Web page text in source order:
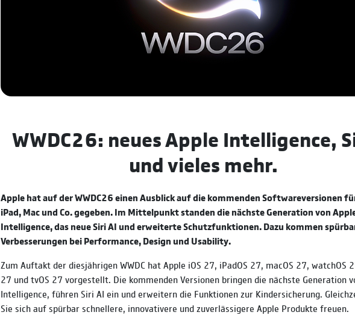
WWDC26: neues Apple Intelligence,
und vieles mehr.
Apple hat auf der WWDC26 einen Ausblick auf die kommenden Softwareversionen
iPad, Mac und Co. gegeben. Im Mittelpunkt standen die nächste Generation von
Intelligence, das neue Siri AI und erweiterte Schutzfunktionen. Dazu kommen
Verbesserungen bei Performance, Design und Usability.
Zum Auftakt der diesjährigen WWDC hat Apple iOS 27, iPadOS 27, macOS 27, watchOS
27 und tvOS 27 vorgestellt. Die kommenden Versionen bringen die nächste Generation
Intelligence, führen Siri AI ein und erweitern die Funktionen zur Kindersicherung.
Sie sich auf spürbar schnellere, innovativere und zuverlässigere Apple Produkte freuen.